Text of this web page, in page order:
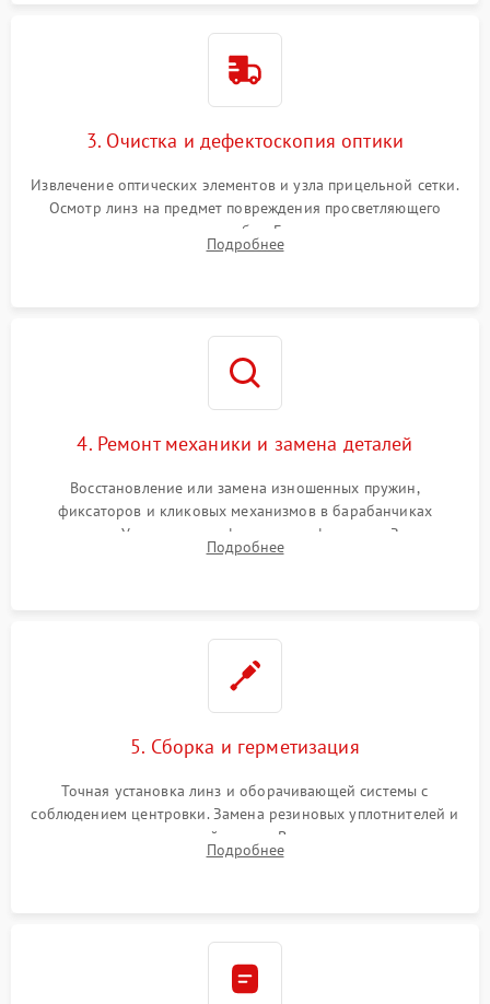
3. Очистка и дефектоскопия оптики
Извлечение оптических элементов и узла прицельной сетки.
Осмотр линз на предмет повреждения просветляющего
покрытия или появления грибка. Бережная очистка стекол
спецрастворами. Проверка целостности гравированной
Подробнее
4. Ремонт механики и замена деталей
Восстановление или замена изношенных пружин,
фиксаторов и кликовых механизмов в барабанчиках
поправок. Устранение люфтов в трансфокаторе. Замена
поврежденных линз, разбитой сетки или восстановление
Подробнее
5. Сборка и герметизация
Точная установка линз и оборачивающей системы с
соблюдением центровки. Замена резиновых уплотнителей и
нанесение влагозащитной смазки. Вакуумирование корпуса
и заполнение его осушенным азотом или аргоном для
Подробнее